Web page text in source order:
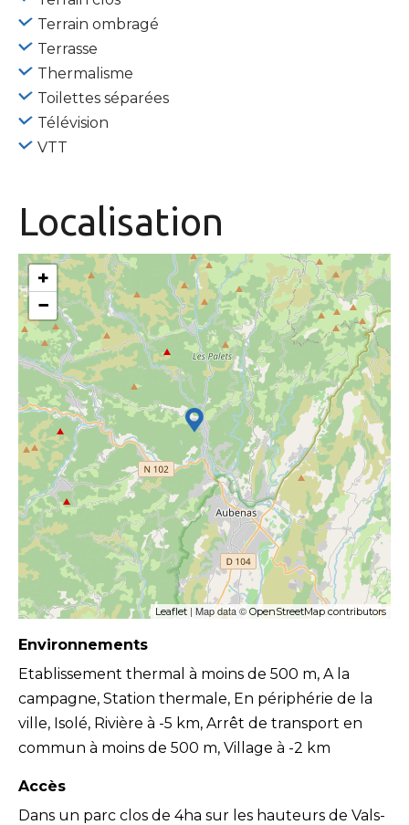
Terrain ombragé
Terrasse
Thermalisme
Toilettes séparées
Télévision
VTT
Localisation
+
−
Leaflet | Map data © OpenStreetMap contributors
Environnements
Etablissement thermal à moins de 500 m, A la
campagne, Station thermale, En périphérie de la
ville, Isolé, Rivière à -5 km, Arrêt de transport en
commun à moins de 500 m, Village à -2 km
Accès
Dans un parc clos de 4ha sur les hauteurs de Vals-